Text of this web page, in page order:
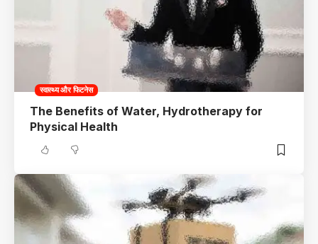
स्वास्थ्य और फिटनेस
The Benefits of Water, Hydrotherapy for
Physical Health